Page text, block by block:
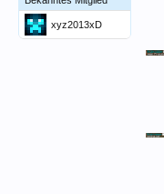
xyz2013xD